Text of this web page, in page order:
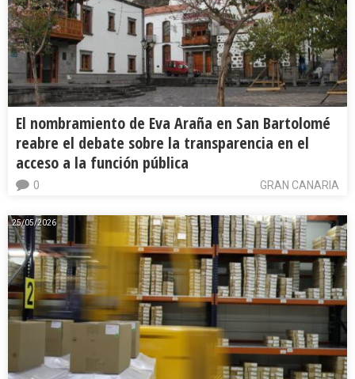
El nombramiento de Eva Araña en San Bartolomé
reabre el debate sobre la transparencia en el
acceso a la función pública
GRAN CANARIA
0
25/05/2026